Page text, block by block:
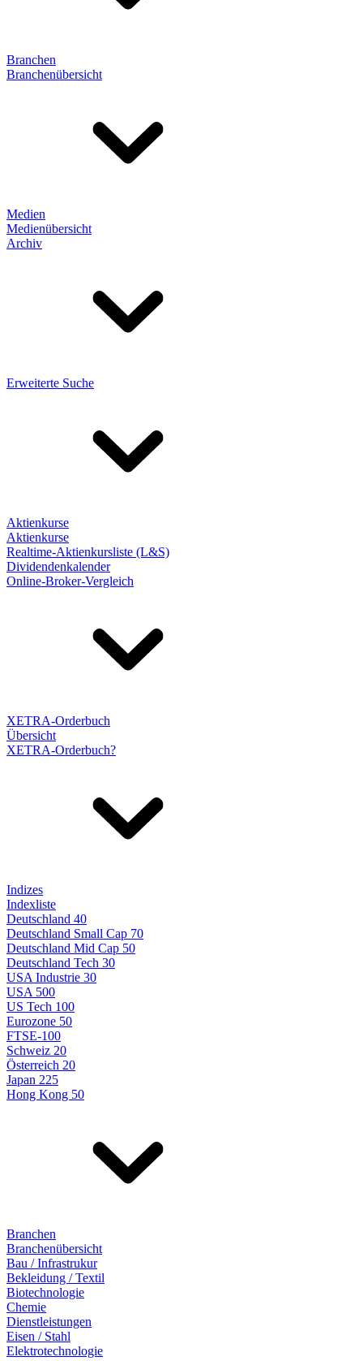
Branchen
Branchenübersicht
Medien
Medienübersicht
Archiv
Erweiterte Suche
Aktienkurse
Aktienkurse
Realtime-Aktienkursliste (L&S)
Dividendenkalender
Online-Broker-Vergleich
XETRA-Orderbuch
Übersicht
XETRA-Orderbuch?
Indizes
Indexliste
Deutschland 40
Deutschland Small Cap 70
Deutschland Mid Cap 50
Deutschland Tech 30
USA Industrie 30
USA 500
US Tech 100
Eurozone 50
FTSE-100
Schweiz 20
Österreich 20
Japan 225
Hong Kong 50
Branchen
Branchenübersicht
Bau / Infrastrukur
Bekleidung / Textil
Biotechnologie
Chemie
Dienstleistungen
Eisen / Stahl
Elektrotechnologie